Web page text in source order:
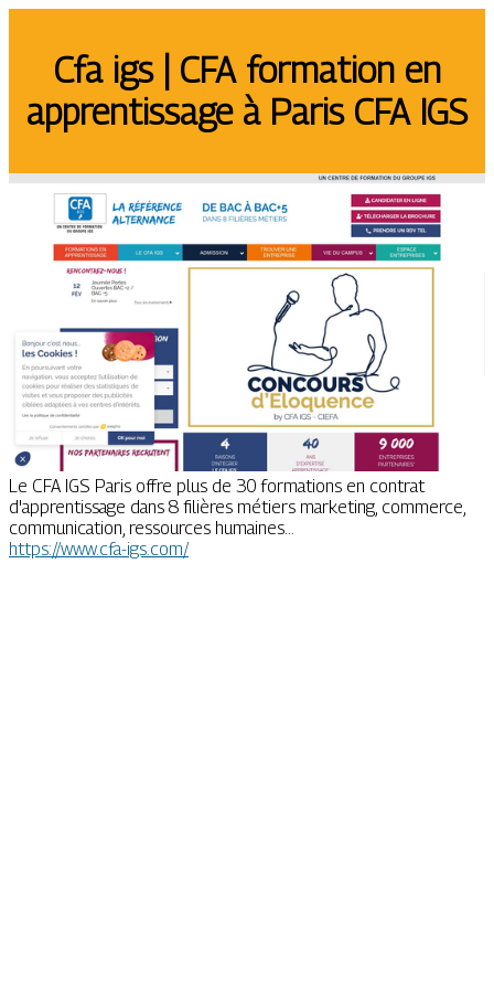
Cfa igs | CFA formation en
appren­tis­sa­ge à Paris CFA IGS
Le CFA IGS Paris offre plus de 30 formations en contrat
d'apprentissage dans 8 filières métiers marketing, commerce,
communication, ressources humaines...
https://www.cfa-igs.com/